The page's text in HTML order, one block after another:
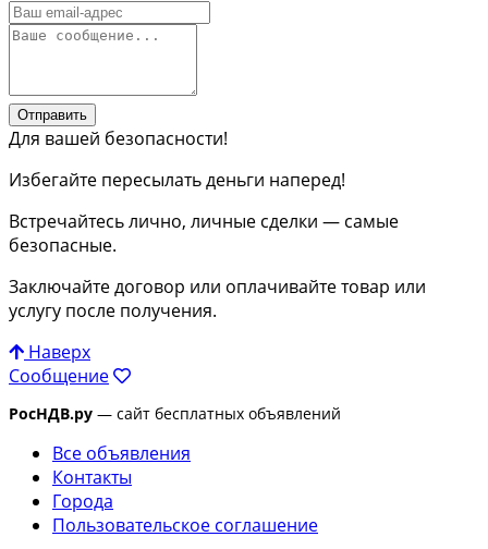
Отправить
Для вашей безопасности!
Избегайте пересылать деньги наперед!
Встречайтесь лично, личные сделки — самые
безопасные.
Заключайте договор или оплачивайте товар или
услугу после получения.
Наверх
Сообщение
РосНДВ.ру — сайт бесплатных объявлений
Все объявления
Контакты
Города
Пользовательское соглашение